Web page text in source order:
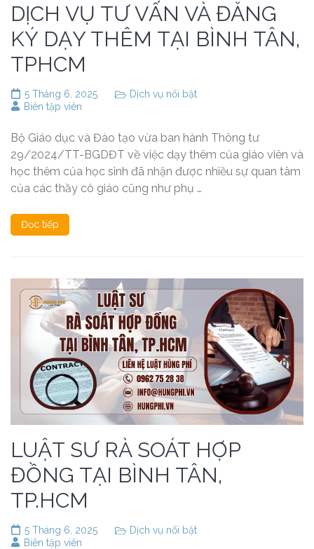
DỊCH VỤ TƯ VẤN VÀ ĐĂNG
KÝ DẠY THÊM TẠI BÌNH TÂN,
TPHCM
5 Tháng 6, 2025
Dịch vụ nổi bật
Biên tập viên
Bộ Giáo dục và Đào tạo vừa ban hành Thông tư
29/2024/TT-BGDĐT về việc dạy thêm của giáo viên và
học thêm của học sinh đã nhận được nhiều sự quan tâm
của các thầy cô giáo cũng như phụ …
Đọc tiếp
LUẬT SƯ RÀ SOÁT HỢP
ĐỒNG TẠI BÌNH TÂN,
TP.HCM
5 Tháng 6, 2025
Dịch vụ nổi bật
Biên tập viên